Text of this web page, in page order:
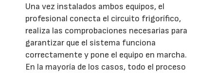
Una vez instalados ambos equipos, el
profesional conecta el circuito frigorífico,
realiza las comprobaciones necesarias para
garantizar que el sistema funciona
correctamente y pone el equipo en marcha.
En la mayoría de los casos, todo el proceso